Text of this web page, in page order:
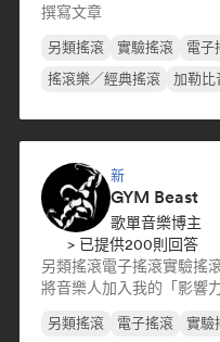
撰寫文章
另類搖滾 實驗搖滾 電子
搖滾樂／經典搖滾
加勒比
新
GYM Beast
歌單音樂博主
> 已提供200則回答
另類搖滾電子搖滾實驗搖
將音樂人加入我的「影響
另類搖滾 電子搖滾 實驗